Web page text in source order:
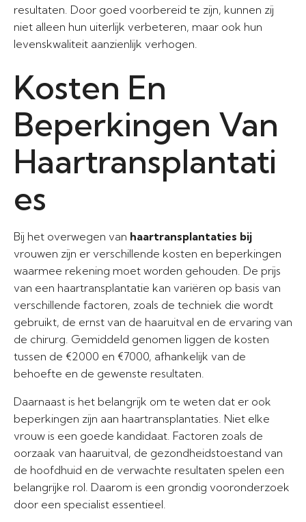
resultaten. Door goed voorbereid te zijn, kunnen zij
niet alleen hun uiterlijk verbeteren, maar ook hun
levenskwaliteit aanzienlijk verhogen.
Kosten En
Beperkingen Van
Haartransplantati
es
Bij het overwegen van haartransplantaties bij
vrouwen zijn er verschillende kosten en beperkingen
waarmee rekening moet worden gehouden. De prijs
van een haartransplantatie kan variëren op basis van
verschillende factoren, zoals de techniek die wordt
gebruikt, de ernst van de haaruitval en de ervaring van
de chirurg. Gemiddeld genomen liggen de kosten
tussen de €2000 en €7000, afhankelijk van de
behoefte en de gewenste resultaten.
Daarnaast is het belangrijk om te weten dat er ook
beperkingen zijn aan haartransplantaties. Niet elke
vrouw is een goede kandidaat. Factoren zoals de
oorzaak van haaruitval, de gezondheidstoestand van
de hoofdhuid en de verwachte resultaten spelen een
belangrijke rol. Daarom is een grondig vooronderzoek
door een specialist essentieel.